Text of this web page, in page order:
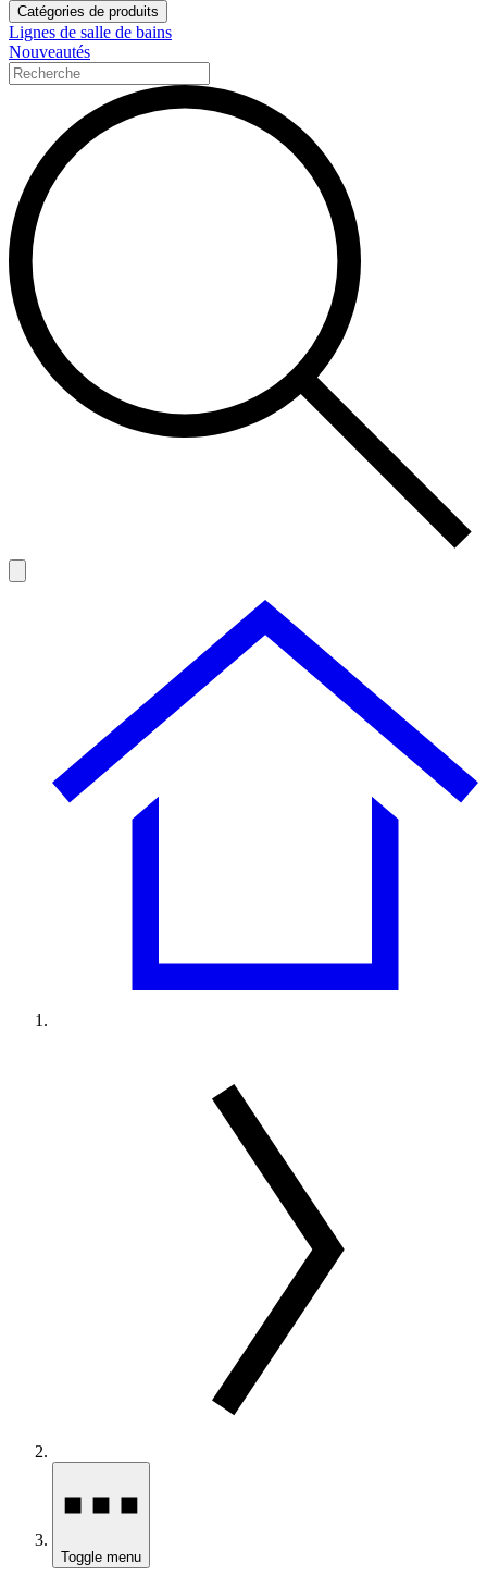
Catégories de produits
Lignes de salle de bains
Nouveautés
Toggle menu